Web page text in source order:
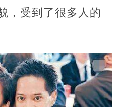
，受到了很多人的